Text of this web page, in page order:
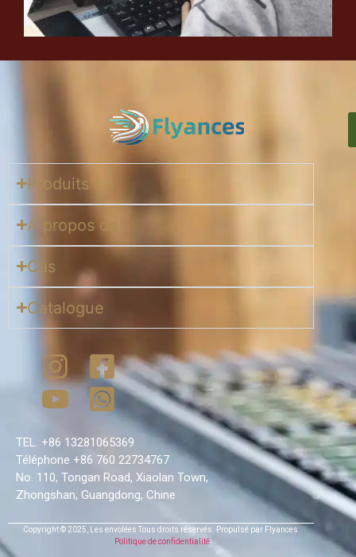
Produits
A propos de
Cas
Catalogue
TEL. +86 13281065369
Téléphone +86 760 22734767
No. 110, Tongan Road, Xiaolan Town,
Zhongshan, Guangdong, Chine
Copyright © 2025, Les envolées Tous droits réservés.
Propulsé par Flyances
Politique de confidentialité